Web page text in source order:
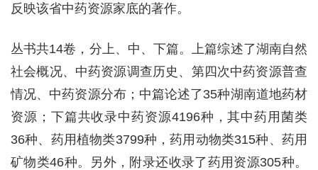
反映该省中药资源家底的著作。
丛书共14卷，分上、中、下篇。上篇综述了湖南自然
社会概况、中药资源调查历史、第四次中药资源普查
情况、中药资源分布；中篇论述了35种湖南道地药材
资源；下篇共收录中药资源4196种，其中药用菌类
36种、药用植物类3799种，药用动物类315种、药用
矿物类46种。另外，附录还收录了药用资源305种。